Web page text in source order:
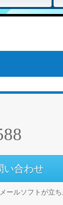
い合わせ
ールソフトが立ち